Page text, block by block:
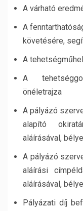
A várható
A
követésére,
A
A
önéletrajza
A pályázó
alapító
aláírásával,
A pályázó
aláírási
aláírásával,
Pályázati díj